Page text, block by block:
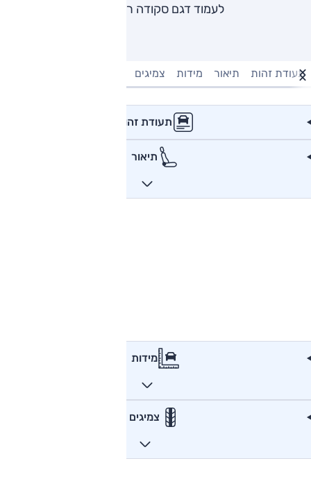
לעמוד דגם סקודה ראפיד
תעודת זהות תיאור מידות צמיגים
תעודת זהות
תיאור
מידות
צמיגים